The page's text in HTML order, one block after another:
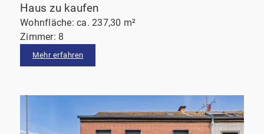
Haus zu kaufen
Wohnfläche: ca. 237,30 m²
Zimmer: 8
Mehr erfahren